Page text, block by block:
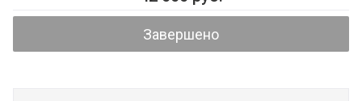
Завершено